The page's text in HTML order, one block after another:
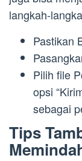
langkah-
Pastikan
Pilih file
opsi
sebagai
Tips